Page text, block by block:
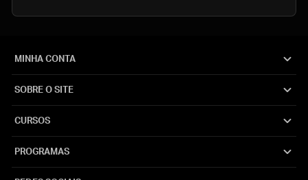
MINHA CONTA
SOBRE O SITE
CURSOS
PROGRAMAS